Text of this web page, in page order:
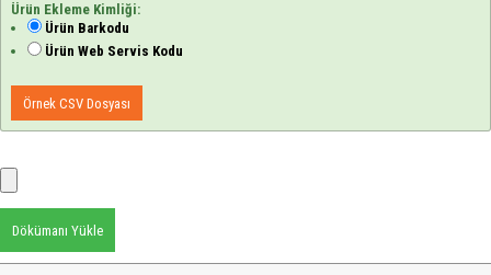
Ürün Ekleme Kimliği:
Ürün Barkodu
Ürün Web Servis Kodu
Örnek CSV Dosyası
Dökümanı Yükle